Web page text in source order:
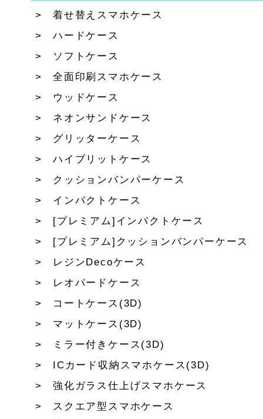
着せ替えスマホケース
ハードケース
ソフトケース
全面印刷スマホケース
ウッドケース
ネオンサンドケース
グリッターケース
ハイブリットケース
クッションバンパーケース
インパクトケース
[プレミアム]インパクトケース
[プレミアム]クッションバンパーケース
レジンDecoケース
レオパードケース
コートケース(3D)
マットケース(3D)
ミラー付きケース(3D)
ICカード収納スマホケース(3D)
強化ガラス仕上げスマホケース
スクエア型スマホケース